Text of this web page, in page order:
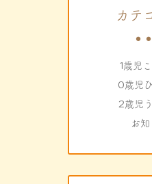
カテ
1歳児
0歳児
2歳児
お